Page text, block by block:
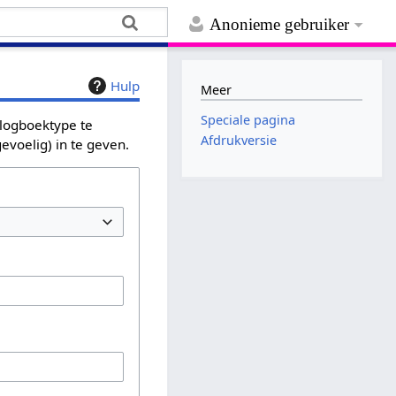
Anonieme gebruiker
Hulp
te
in te geven.
Meer
Speciale pagina
Afdrukversie